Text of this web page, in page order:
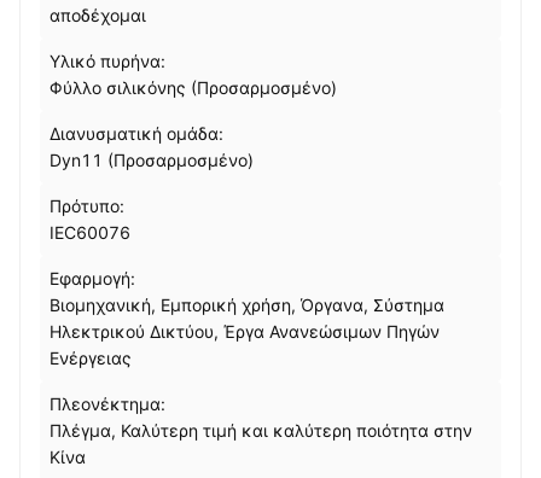
αποδέχομαι
Υλικό πυρήνα:
Φύλλο σιλικόνης (Προσαρμοσμένο)
Διανυσματική ομάδα:
Dyn11 (Προσαρμοσμένο)
Πρότυπο:
IEC60076
Εφαρμογή:
Βιομηχανική, Εμπορική χρήση, Όργανα, Σύστημα
Ηλεκτρικού Δικτύου, Έργα Ανανεώσιμων Πηγών
Ενέργειας
Πλεονέκτημα:
Πλέγμα, Καλύτερη τιμή και καλύτερη ποιότητα στην
Κίνα